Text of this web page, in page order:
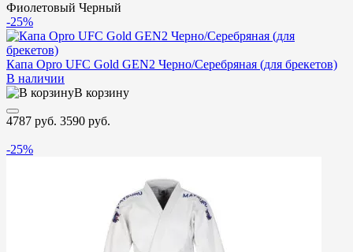
Фиолетовый Черный
-25%
Капа Opro UFC Gold GEN2 Черно/Серебряная (для брекетов)
В наличии
В корзину
4787 руб. 3590 руб.
-25%